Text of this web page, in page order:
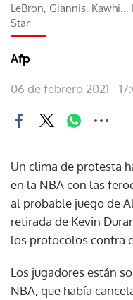
LeBron, Giannis,
Star
Afp
06 de febrero 2021 -
Un clima de protesta
en la NBA con las
al probable juego de
retirada de Kevin
los protocolos contra
Los jugadores están
NBA, que había